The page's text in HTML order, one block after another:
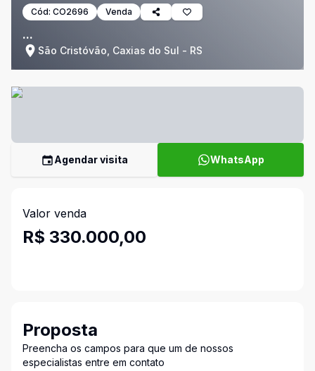
Cód: CO2696 Venda
...
São Cristóvão, Caxias do Sul - RS
Agendar visita WhatsApp
Valor venda
R$ 330.000,00
Proposta
Preencha os campos para que um de nossos
especialistas entre em contato